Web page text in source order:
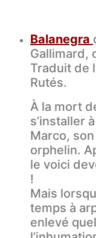
Balanegra
Gallimard,
Traduit de
Rutés.
À la mort
s’installer
Marco,
orphelin.
le voici
!
Mais
temps à
enlevé